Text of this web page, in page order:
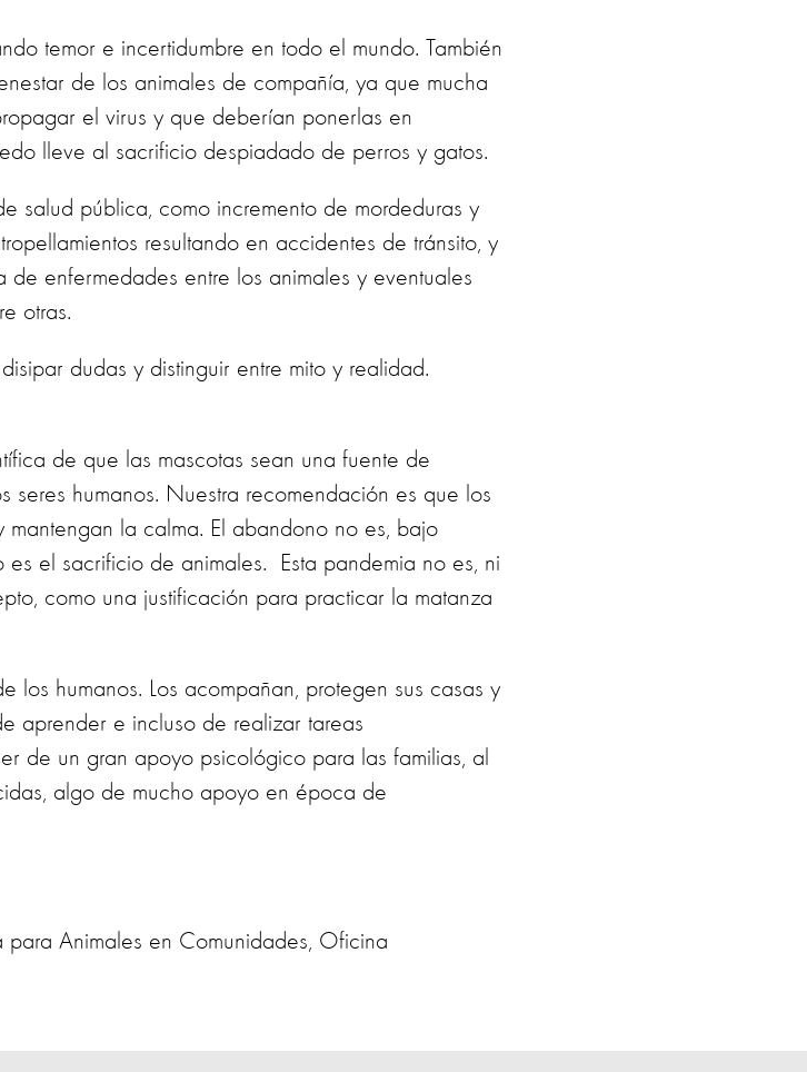
temor e incertidumbre en todo el mundo. También
de los animales de compañía, ya que mucha
el virus y que deberían ponerlas en
lleve al sacrificio despiadado de perros y gatos.
salud pública, como incremento de mordeduras y
resultando en accidentes de tránsito, y
enfermedades entre los animales y eventuales
otras.
dudas y distinguir entre mito y realidad.
de que las mascotas sean una fuente de
seres humanos. Nuestra recomendación es que los
la calma. El abandono no es, bajo
el sacrificio de animales. Esta pandemia no es, ni
como una justificación para practicar la matanza
los humanos. Los acompañan, protegen sus casas y
aprender e incluso de realizar tareas
de un gran apoyo psicológico para las familias, al
algo de mucho apoyo en época de
Animales en Comunidades, Oficina